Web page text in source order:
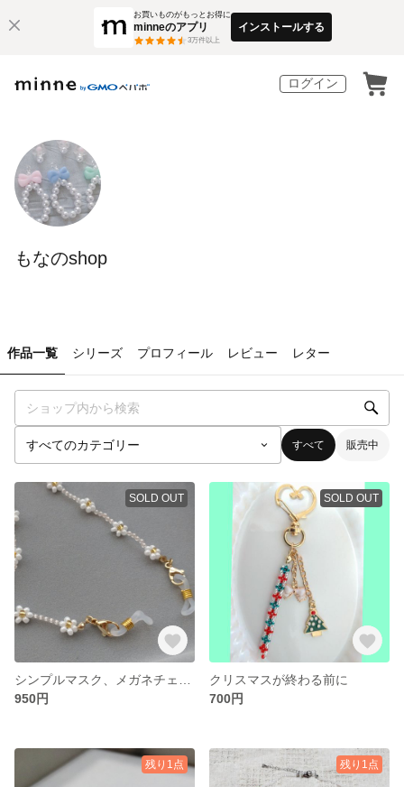
お買いものがもっとお得に
minneのアプリ
3万件以上
インストールする
ログイン
もなのshop
作品一覧 シリーズ プロフィール レビュー レター
すべて 販売中
SOLD OUT
950円
SOLD OUT
クリスマスが終わる前に
700円
残り1点 残り1点